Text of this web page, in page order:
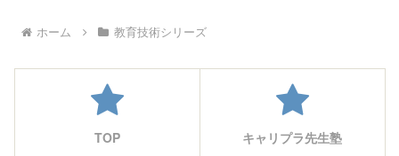
ホーム 教育技術シリーズ
TOP キャリプラ先生塾